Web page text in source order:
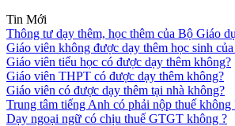
Tin Mới
Thông tư dạy thêm, học thêm của Bộ Giáo
Giáo viên không được dạy thêm học sinh
Giáo viên tiểu học có được dạy thêm không?
Giáo viên THPT có được dạy thêm không?
Giáo viên có được dạy thêm tại nhà không?
Trung tâm tiếng Anh có phải nộp thuế không
Dạy ngoại ngữ có chịu thuế GTGT không ?